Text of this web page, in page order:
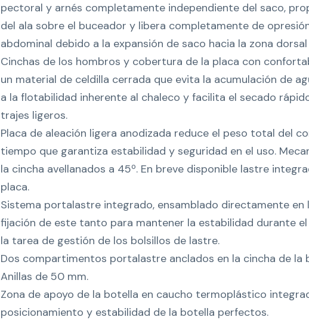
pectoral y arnés completamente independiente del saco,
del ala sobre el buceador y libera completamente de
abdominal debido a la expansión de saco hacia la zona
Cinchas de los hombros y cobertura de la placa con
un material de celdilla cerrada que evita la acumulación de
a la flotabilidad inherente al chaleco y facilita el secado
trajes ligeros.
Placa de aleación ligera anodizada reduce el peso total del
tiempo que garantiza estabilidad y seguridad en el uso.
la cincha avellanados a 45º. En breve disponible lastre
placa.
Sistema portalastre integrado, ensamblado directamente en
fijación de este tanto para mantener la estabilidad durante
la tarea de gestión de los bolsillos de lastre.
Dos compartimentos portalastre anclados en la cincha de la
Anillas de 50 mm.
Zona de apoyo de la botella en caucho termoplástico
posicionamiento y estabilidad de la botella perfectos.